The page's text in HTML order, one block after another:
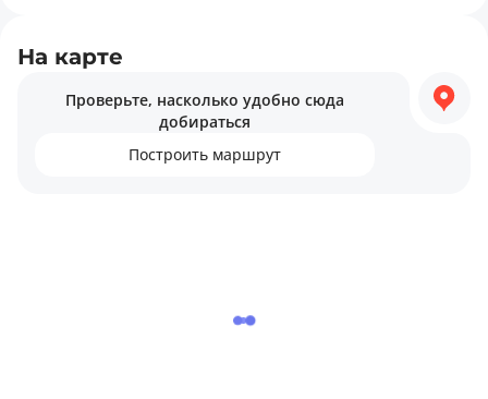
На карте
Проверьте, насколько удобно сюда
добираться
Построить маршрут